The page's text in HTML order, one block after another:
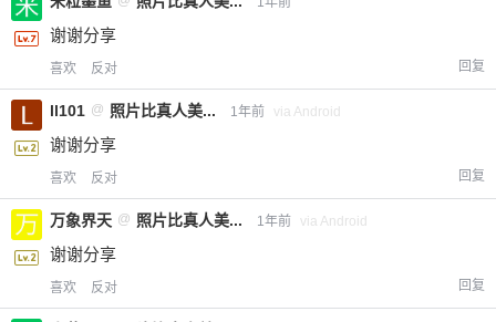
谢谢分享
喜欢 反对 回复
ll101 @ 照片比真人美... 1年前 via Android
谢谢分享
喜欢 反对 回复
万象界天 @ 照片比真人美... 1年前 via Android
谢谢分享
喜欢 反对 回复